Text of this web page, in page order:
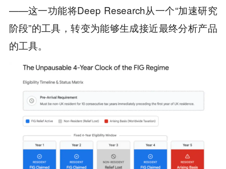
——这一功能将Deep Research从一个“加速研究
阶段”的工具，转变为能够生成接近最终分析产品
的工具。